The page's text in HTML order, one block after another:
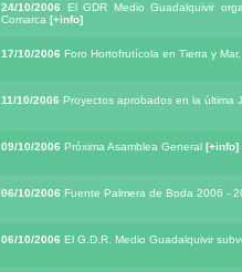
24/10/2006 El GDR Medio Guadalquivir
Comarca [+info]
17/10/2006 Foro Hortofrutícola en Tierra y
11/10/2006 Proyectos aprobados en la última
09/10/2006 Próxima Asamblea General [+info]
06/10/2006 Fuente Palmera de Boda 2006 -
06/10/2006 El G.D.R. Medio Guadalquivir